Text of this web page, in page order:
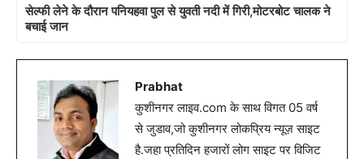
सेल्फी लेने के दौरान पनियहवा पुल से युवती नदी में गिरी,मोटरबोट चालक ने
बचाई जान
Prabhat
कुशीनगर लाइव.com के साथ विगत 05 वर्ष
से जुडाव,जो कुशीनगर लोकप्रिय न्यूज़ साइट
है.जहा प्रतिदिन हजारों लोग साइट पर विजिट